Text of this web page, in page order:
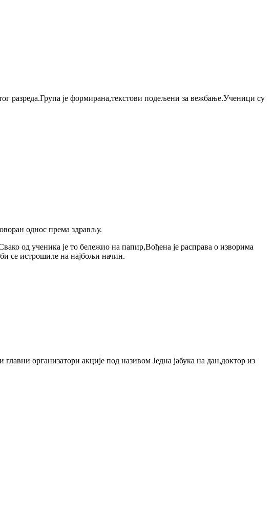
разреда.Група је формирана,текстови подељени за вежбање.Ученици су
однос према здрављу.
од ученика је то бележио на папир,Вођена је расправа о изворима
се истрошиле на најбољи начин.
организатори акције под називом Једна јабука на дан,доктор из